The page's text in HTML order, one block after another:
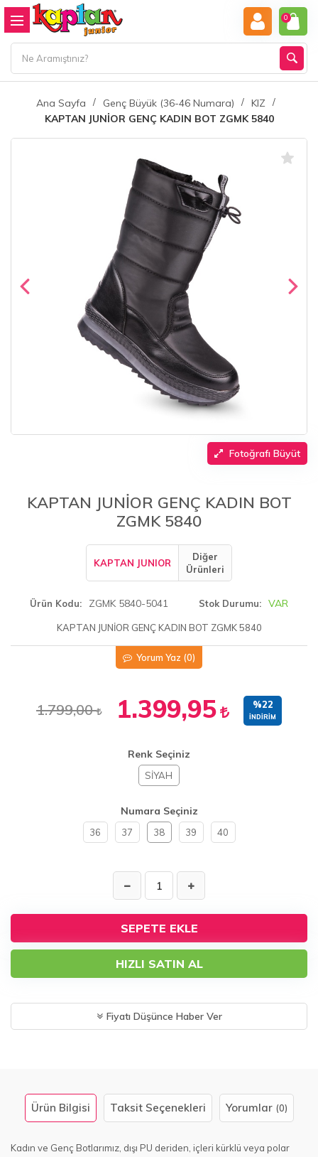
0
Ana Sayfa Genç Büyük (36-46 Numara)
KIZ
KAPTAN JUNİOR GENÇ KADIN BOT ZGMK 5840
Fotoğrafı Büyüt
KAPTAN JUNİOR GENÇ KADIN BOT
ZGMK 5840
KAPTAN JUNIOR
Diğer
Ürünleri
Ürün Kodu ZGMK 5840-5041 Stok Durumu VAR
KAPTAN JUNİOR GENÇ KADIN BOT ZGMK 5840
Yorum Yaz (0)
1.799,00 1.399,95 %22
İNDIRIM
Renk Seçiniz
SİYAH
Numara Seçiniz
36 37 38 39 40
SEPETE EKLE
HIZLI SATIN AL
Fiyatı Düşünce Haber Ver
Ürün Bilgisi Taksit Seçenekleri Yorumlar (0)
Kadın ve Genç Botlarımız, dışı PU deriden, içleri kürklü veya polar